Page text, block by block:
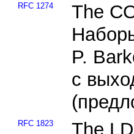
RFC 1274
The
P.
с
RFC 1823
The